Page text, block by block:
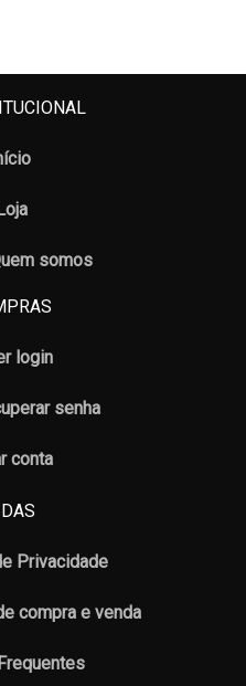
somos
login
senha
conta
Privacidade
compra e venda